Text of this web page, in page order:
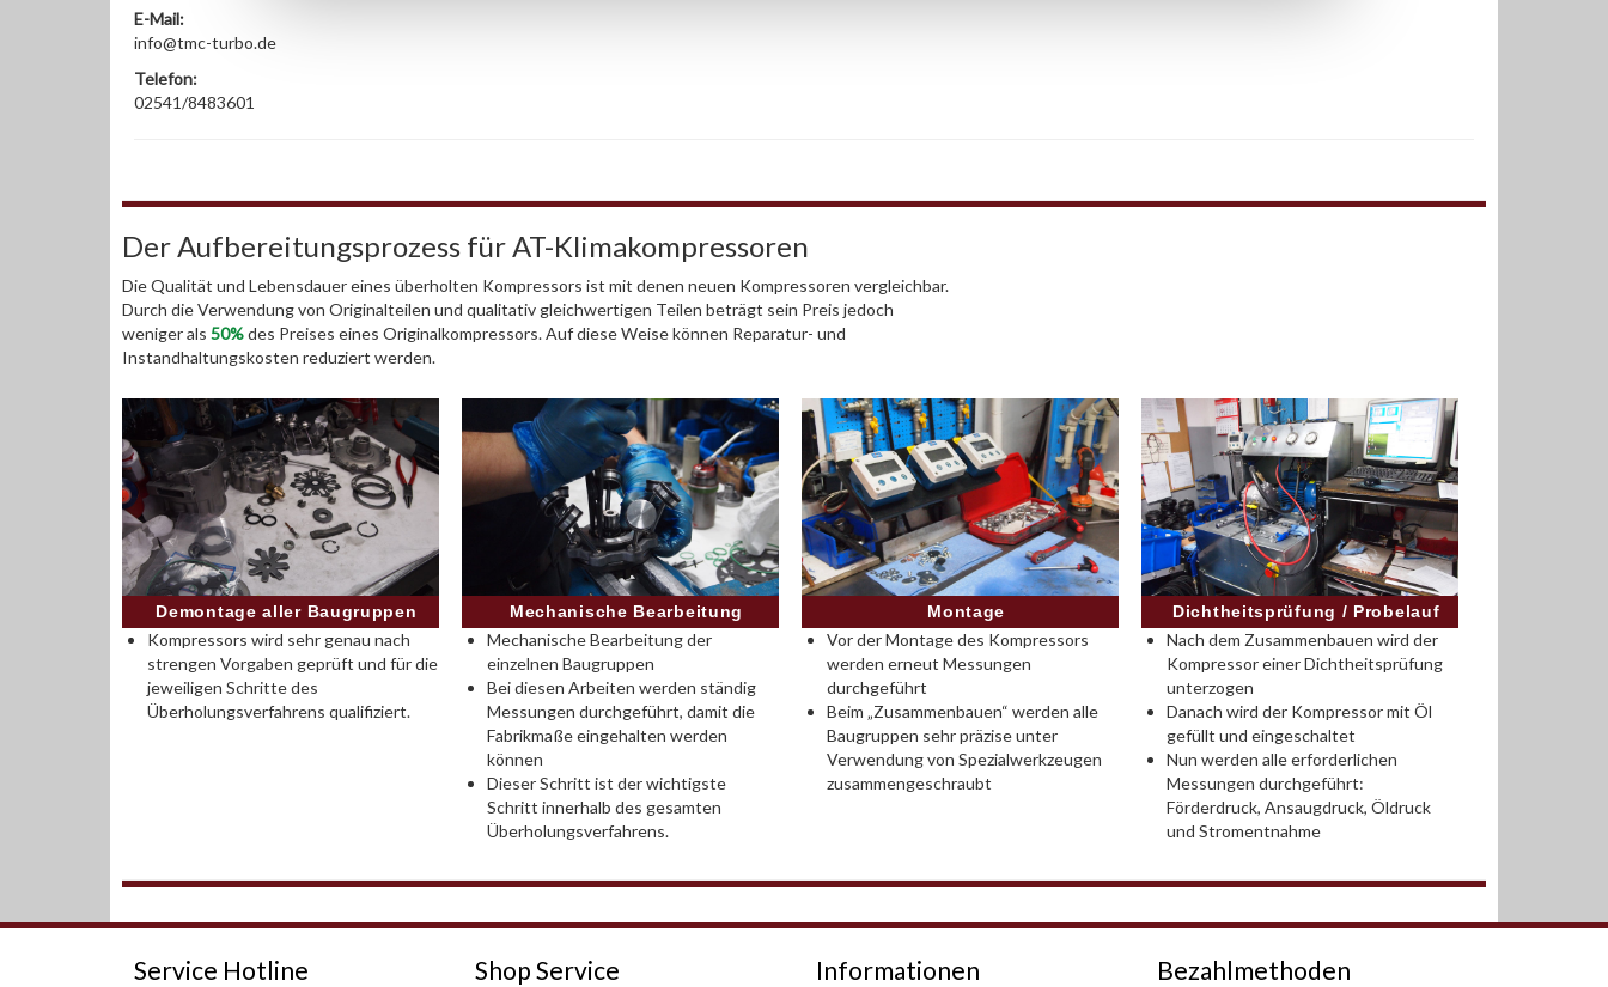
E-Mail:
info@tmc-turbo.de
Telefon:
02541/8483601
Der Aufbereitungsprozess für AT-Klimakompressoren
Die Qualität und Lebensdauer eines überholten Kompressors ist mit denen neuen Kompressoren vergleichbar.
Durch die Verwendung von Originalteilen und qualitativ gleichwertigen Teilen beträgt sein Preis jedoch
weniger als 50%des Preises eines Originalkompressors. Auf diese Weise können Reparatur- und
Instandhaltungskosten reduziert werden.
Demontage aller Baugruppen
Kompressors wird sehr genau nach
strengen Vorgaben geprüft und für die
jeweiligen Schritte des
Überholungsverfahrens qualifiziert.
Mechanische Bearbeitung
Mechanische Bearbeitung der
einzelnen Baugruppen
Bei diesen Arbeiten werden ständig
Messungen durchgeführt, damit die
Fabrikmaße eingehalten werden
können
Dieser Schritt ist der wichtigste
Schritt innerhalb des gesamten
Überholungsverfahrens.
Montage
Vor der Montage des Kompressors
werden erneut Messungen
durchgeführt
Beim „Zusammenbauen“ werden alle
Baugruppen sehr präzise unter
Verwendung von Spezialwerkzeugen
zusammengeschraubt
Dichtheitsprüfung / Probelauf
Nach dem Zusammenbauen wird der
Kompressor einer Dichtheitsprüfung
unterzogen
Danach wird der Kompressor mit Öl
gefüllt und eingeschaltet
Nun werden alle erforderlichen
Messungen durchgeführt:
Förderdruck, Ansaugdruck, Öldruck
und Stromentnahme
Service Hotline Shop Service Informationen Bezahlmethoden